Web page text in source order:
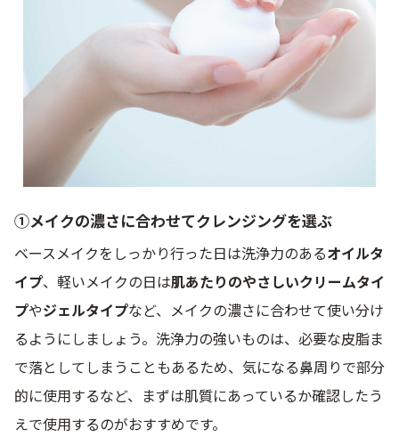
①メイクの濃さに合わせてクレンジングを選ぶ
ベースメイクをしっかり行った日は洗浄力のあるオイルタ
イプ、軽いメイクの日は肌あたりのやさしいクリームタイ
プやジェルタイプなど、メイクの濃さに合わせて使い分け
るようにしましょう。洗浄力の強いものは、必要な皮脂ま
で落としてしまうこともあるため、気になる鼻周りで部分
的に使用するなど、まずは肌質にあっているか確認したう
えで使用するのがおすすめです。